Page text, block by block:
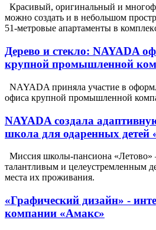
Красивый, оригинальный и
можно создать и в небольшом
51-метровые апартаменты в
Дерево и стекло: NAYADA
крупной промышленной
NAYADA приняла участие в
офиса крупной промышленной
NAYADA создала
школа для одаренных детей
Миссия школы-пансиона «Летово»
талантливым и целеустремленным
места их проживания.
«Графический дизайн» -
компании «Амакс»